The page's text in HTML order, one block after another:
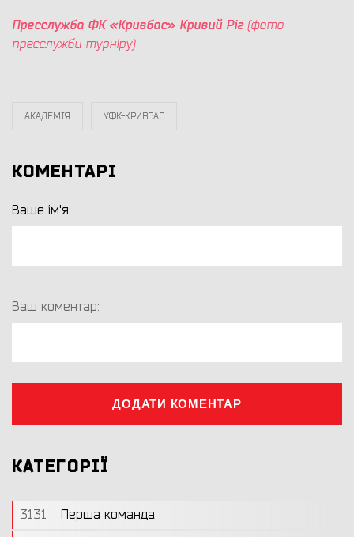
Пресслужба ФК «Кривбас» Кривий Ріг (фото
пресслужби турніру)
АКАДЕМІЯ УФК-КРИВБАС
КОМЕНТАРІ
Ваше ім'я:
Ваш коментар:
ДОДАТИ КОМЕНТАР
КАТЕГОРІЇ
3131
Перша команда